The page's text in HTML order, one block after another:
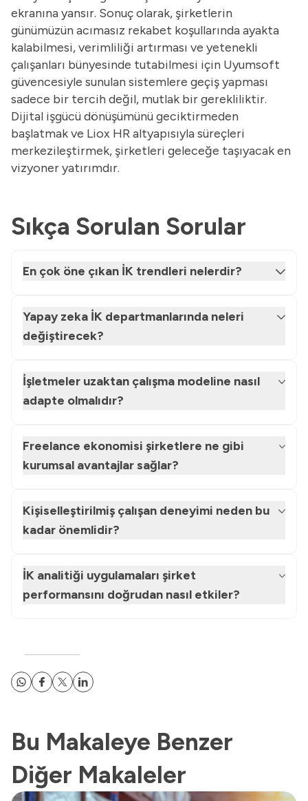
ekranına yansır. Sonuç olarak, şirketlerin
günümüzün acımasız rekabet koşullarında ayakta
kalabilmesi, verimliliği artırması ve yetenekli
çalışanları bünyesinde tutabilmesi için Uyumsoft
güvencesiyle sunulan sistemlere geçiş yapması
sadece bir tercih değil, mutlak bir gerekliliktir.
Dijital işgücü dönüşümünü geciktirmeden
başlatmak ve Liox HR altyapısıyla süreçleri
merkezileştirmek, şirketleri geleceğe taşıyacak en
vizyoner yatırımdır.
Sıkça Sorulan Sorular
En çok öne çıkan İK trendleri nelerdir?
Yapay zeka İK departmanlarında neleri
değiştirecek?
İşletmeler uzaktan çalışma modeline nasıl
adapte olmalıdır?
Freelance ekonomisi şirketlere ne gibi
kurumsal avantajlar sağlar?
Kişiselleştirilmiş çalışan deneyimi neden bu
kadar önemlidir?
İK analitiği uygulamaları şirket
performansını doğrudan nasıl etkiler?
Bu Makaleye Benzer
Diğer Makaleler